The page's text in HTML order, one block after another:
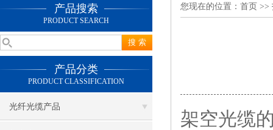
产品搜索
PRODUCT SEARCH
产品分类
PRODUCT CLASSIFICATION
光纤光缆产品
您现在的位置： 首页 >>
架空光缆